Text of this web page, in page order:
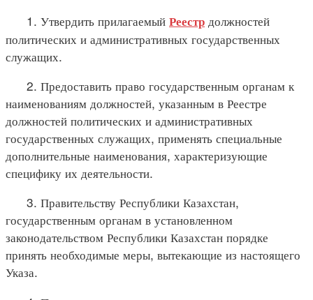
1. Утвердить прилагаемый Реестр должностей
политических и административных государственных
служащих.
2. Предоставить право государственным органам к
наименованиям должностей, указанным в Реестре
должностей политических и административных
государственных служащих, применять специальные
дополнительные наименования, характеризующие
специфику их деятельности.
3. Правительству Республики Казахстан,
государственным органам в установленном
законодательством Республики Казахстан порядке
принять необходимые меры, вытекающие из настоящего
Указа.